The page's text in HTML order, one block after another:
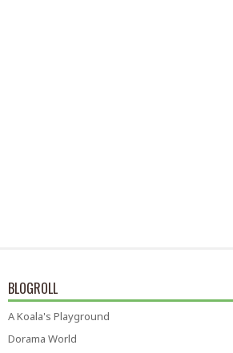
BLOGROLL
A Koala's Playground
Dorama World